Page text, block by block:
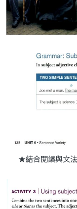
★結合閱讀與文